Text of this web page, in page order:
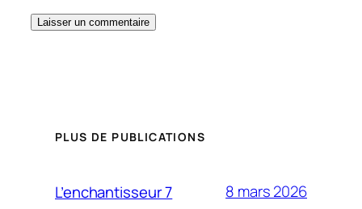
PLUS DE PUBLICATIONS
L’enchantisseur 7 8 mars 2026